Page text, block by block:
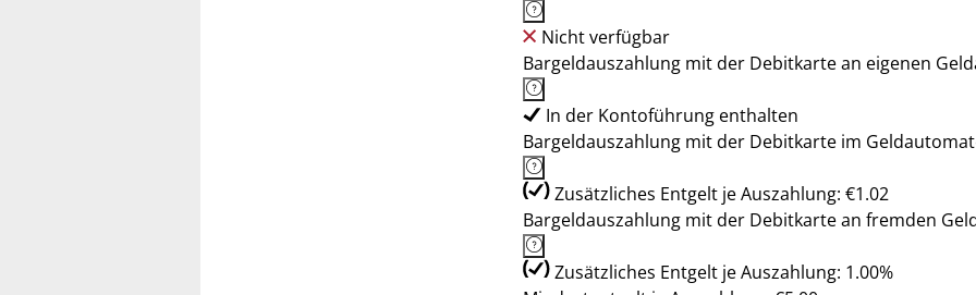
Nicht verfügbar
Bargeldauszahlung mit der Debitkarte an eigenen
In der Kontoführung enthalten
Bargeldauszahlung mit der Debitkarte im
Zusätzliches Entgelt je Auszahlung: €1.02
Bargeldauszahlung mit der Debitkarte an fremden
Zusätzliches Entgelt je Auszahlung: 1.00%